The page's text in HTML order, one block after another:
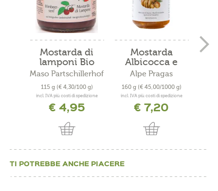
Mostarda di
lamponi Bio
Maso Partschillerhof
115 g (€ 4,30/100 g)
incl. IVA più costi di spedizione
€ 4,95
Mostarda
Albicocca e
Zucca
Alpe Pragas
160 g (€ 45,00/1000 g)
incl. IVA più costi di spedizione
€ 7,20
TI POTREBBE ANCHE PIACERE